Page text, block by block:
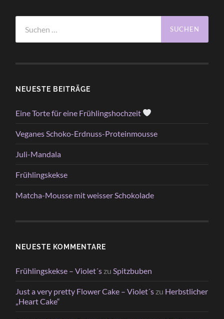
nach:
NEUESTE BEITRÄGE
Eine Torte für eine Frühlingshochzeit
Veganes Schoko-Erdnuss-Proteinmousse
Juli-Mandala
Frühlingskekse
Matcha-Mousse mit weisser Schokolade
NEUESTE KOMMENTARE
Frühlingskekse – Violet´s zuSpitzbuben
Just a very pretty Flower Cake – Violet´s zu Herbstlicher
„Heart Cake“